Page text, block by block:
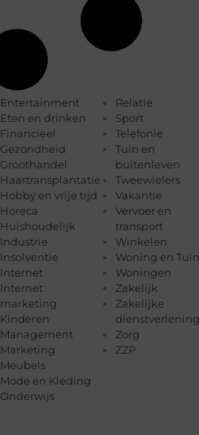
Entertainment
Eten en drinken
Financieel
Gezondheid
Groothandel
Haartransplantatie
Hobby en vrije tijd
Horeca
Huishoudelijk
Industrie
Insolventie
Internet
Internet
marketing
Kinderen
Management
Marketing
Meubels
Mode en Kleding
Onderwijs
Relatie
Sport
Telefonie
Tuin en
buitenleven
Tweewielers
Vakantie
Vervoer en
transport
Winkelen
Woning en Tuin
Woningen
Zakelijk
Zakelijke
dienstverlening
Zorg
ZZP